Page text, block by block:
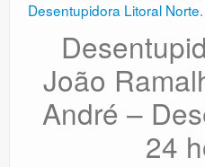
Desentupidora Litoral Norte.
João
André –
24